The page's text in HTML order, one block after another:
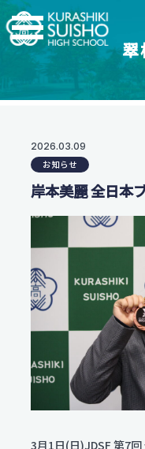
学科・コース
進学コース
【普通科】創学コース
創学コース 自己探
創学コース 福祉探求
商業科
地域マーケティング
会計マネジメントコ
情報プログラミン
生活科学科
服飾コーディネー
食物クリエイトコー
保育デザインコース
看護科（⾼校課程）
学校情報
制服紹介
2.5次元先生図鑑
翠松高校の強み
茶道教育
地域との連携
進学実績
部活動一覧
部活動一覧
部活動ニュース
スイッチ！未来を
受験生のみなさまへ
オープンスクール・
今後のスケジュール
資料請求
翠松ニュース
在校生・保護者のみな
お問い合わせ
2026.03.09
お知らせ
岸本美麗 全日本
3月1日(日)JDSF 第7